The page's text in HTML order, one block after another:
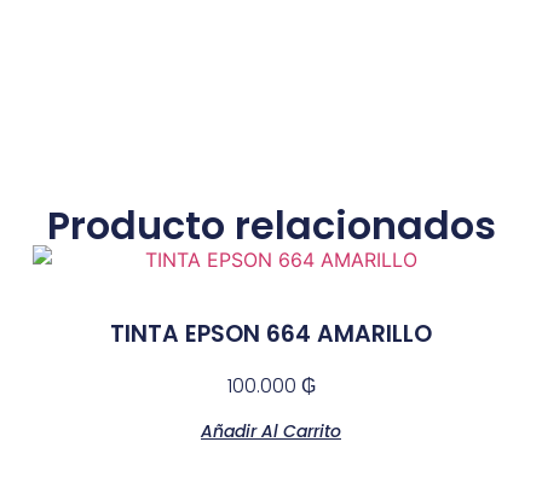
Producto relacionados
TINTA EPSON 664 AMARILLO
100.000 ₲
Añadir Al Carrito